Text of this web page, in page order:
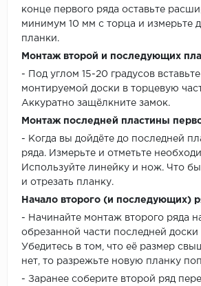
конце первого ряда оставьте
минимум 10 мм с торца и измерьте
планки.
Монтаж второй и последующих
- Под углом 15-20 градусов
монтируемой доски в торцевую
Аккуратно защёлкните замок.
Монтаж последней пластины
- Когда вы дойдёте до последней
ряда. Измерьте и отметьте
Используйте линейку и нож. Что бы
и отрезать планку.
Начало второго (и последующих)
- Начинайте монтаж второго ряда
обрезанной части последней доски
Убедитесь в том, что её размер
нет, то разрежьте новую планку
- Заранее соберите второй ряд